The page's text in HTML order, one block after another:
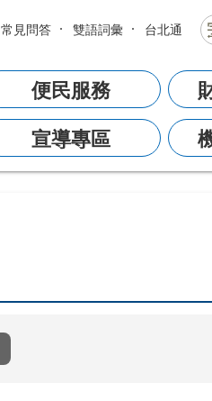
常見問答 雙語詞彙 台北通
便民服務
宣導專區